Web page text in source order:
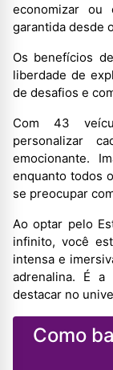
economizar ou
garantida desde
Os benefícios
liberdade de
de desafios e
Com 43
personalizar
emocionante.
enquanto todos
se preocupar
Ao optar pelo
infinito, você
intensa e
adrenalina. É
destacar no
Como